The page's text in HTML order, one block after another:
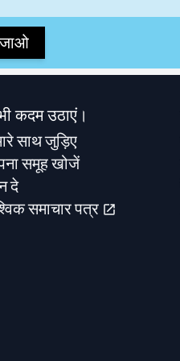
कदम उठाएं।
साथ जुड़िए
समूह खोजें
दे
समाचार पत्र